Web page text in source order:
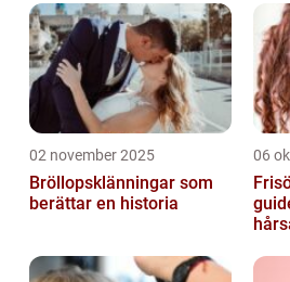
02 november 2025
Bröllopsklänningar som
berättar en historia
06